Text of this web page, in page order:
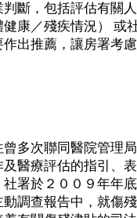
斷，包括評估有關
健康／殘疾情況） 或
出推薦，讓房署考
次聯同醫院管理局
醫療評估的指引、
署於２００９年年
調查報告中，就傷